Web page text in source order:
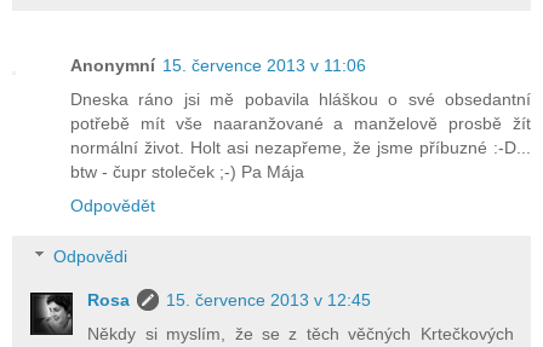
Anonymní 15. července 2013 v 11:06
Dneska ráno jsi mě pobavila hláškou o své obsedantní
potřebě mít vše naaranžované a manželově prosbě žít
normální život. Holt asi nezapřeme, že jsme příbuzné :-D...
btw - čupr stoleček ;-) Pa Mája
Odpovědět
Odpovědi
Rosa
15. července 2013 v 12:45
Někdy si myslím, že se z těch věčných Krtečkových